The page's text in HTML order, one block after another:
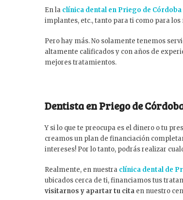
En la clínica dental en Priego de Córdoba
implantes, etc., tanto para ti como para
Pero hay más. No solamente tenemos
altamente calificados y con años de
mejores tratamientos.
Dentista en Priego de
Y si lo que te preocupa es el dinero o tu
creamos un plan de financiación
intereses! Por lo tanto, podrás realizar
Realmente, en nuestra clínica dental de
ubicados cerca de ti, financiamos tus
visitarnos y apartar tu cita en nuestro